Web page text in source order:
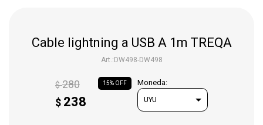
Cable lightning a USB A 1m TREQA
DW498-DW498
$ 238
$280 15 Moneda:
Juguetes
Iluminación